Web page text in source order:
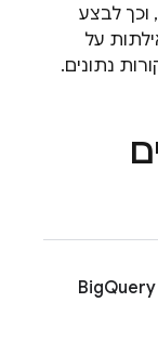
להעביר נתונים ל-BigQuery, וכך לבצע
על
נתונים.
BigQuery